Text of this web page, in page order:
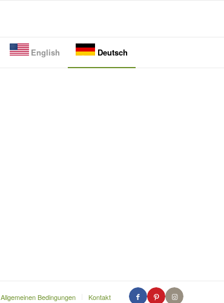
English Deutsch
Allgemeinen Bedingungen Kontakt